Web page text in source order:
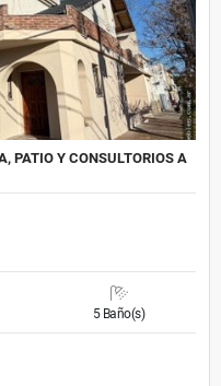
PATIO Y CONSULTORIOS A
5 Baño(s)